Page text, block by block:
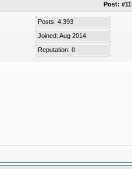
Post:#11
Posts: 4,393
Joined: Aug 2014
Reputation:0